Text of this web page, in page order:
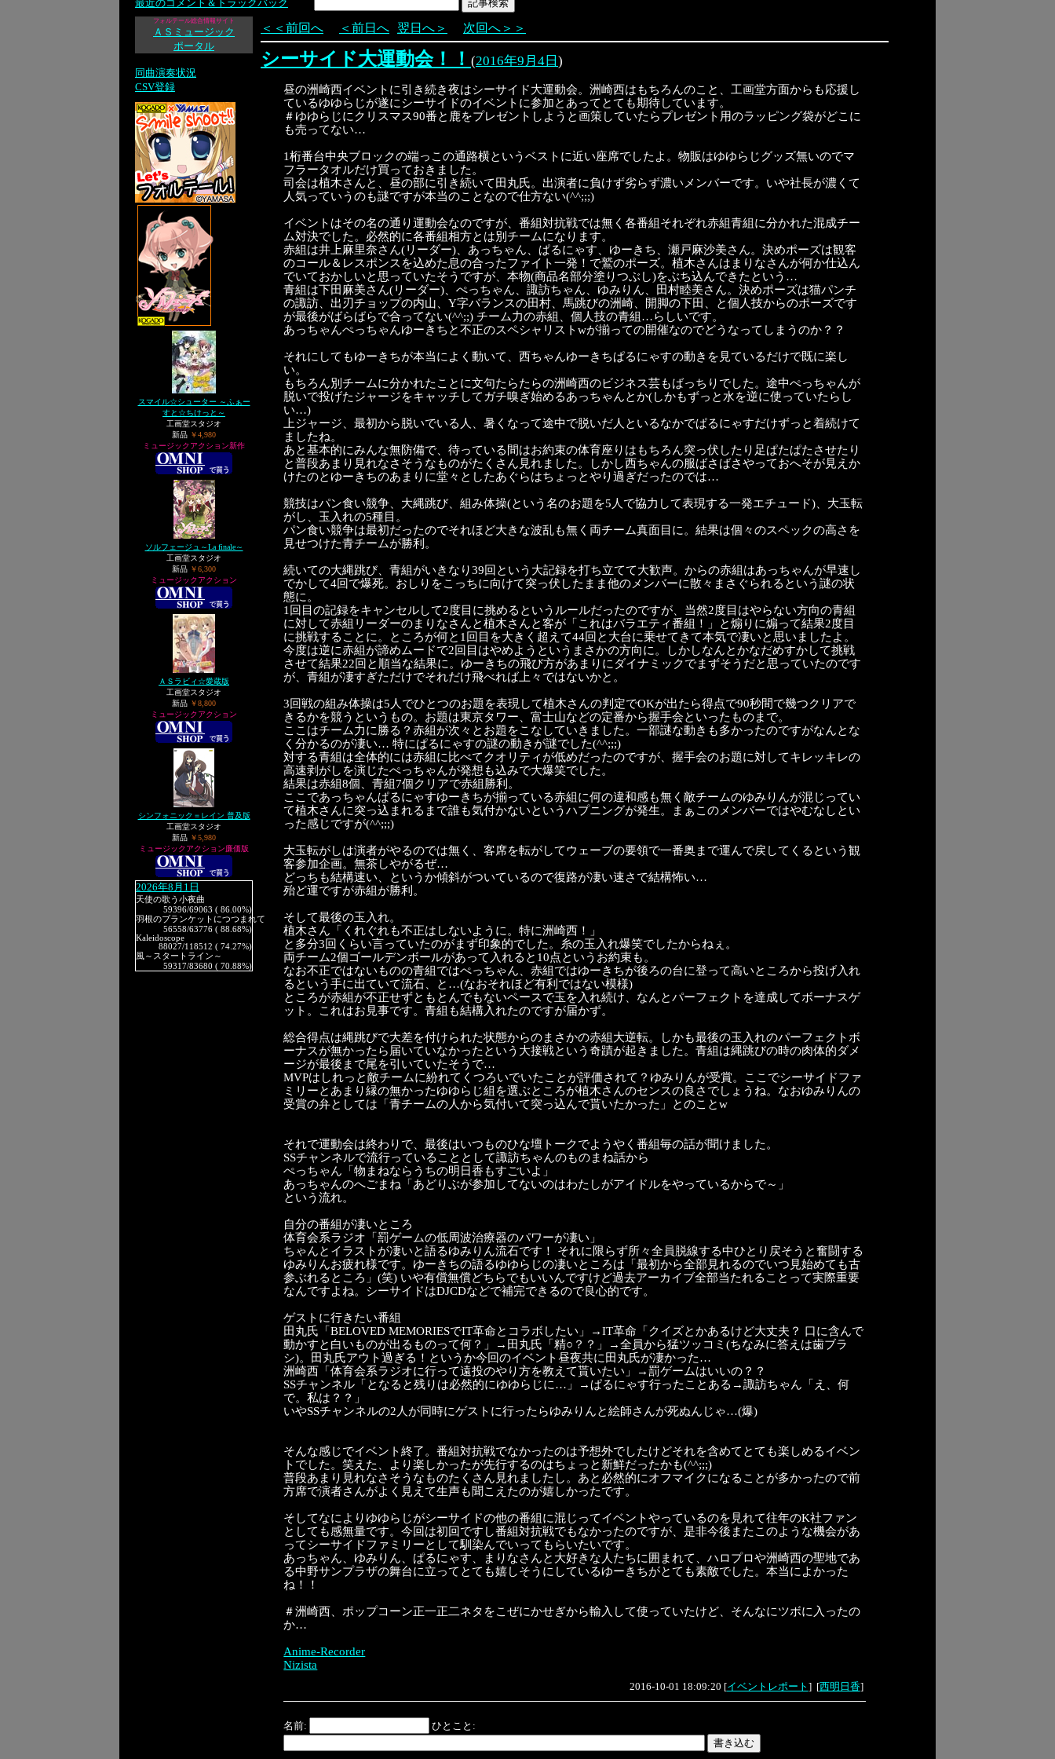
最近のコメント＆トラックバック
フォルテール総合情報サイト
ＡＳミュージック
ポータル
同曲演奏状況
CSV登録
スマイル☆シューター ～ふぁー
すと☆ちけっと～
工画堂スタジオ
新品 ￥4,980
ミュージックアクション新作
ソルフェージュ～La finale～
工画堂スタジオ
新品 ￥6,300
ミュージックアクション
ＡＳラビィ☆愛蔵版
工画堂スタジオ
新品 ￥8,800
ミュージックアクション
シンフォニック＝レイン 普及版
工画堂スタジオ
新品 ￥5,980
ミュージックアクション廉価版
2026年8月1日
天使の歌う小夜曲
59396/69063 ( 86.00%)
羽根のブランケットにつつまれて
56558/63776 ( 88.68%)
Kaleidoscope
88027/118512 ( 74.27%)
風～スタートライン～
59317/83680 ( 70.88%)
＜＜前回へ ＜前日へ 翌日へ＞ 次回へ＞＞
シーサイド大運動会！！ (2016年9月4日 )
昼の洲崎西イベントに引き続き夜はシーサイド大運動会。洲崎西はもちろんのこと、工画堂方面からも応援し
ているゆゆらじが遂にシーサイドのイベントに参加とあってとても期待しています。
＃ゆゆらじにクリスマス90番と鹿をプレゼントしようと画策していたらプレゼント用のラッピング袋がどこに
も売ってない…
1桁番台中央ブロックの端っこの通路横というベストに近い座席でしたよ。物販はゆゆらじグッズ無いのでマ
フラータオルだけ買っておきました。
司会は植木さんと、昼の部に引き続いて田丸氏。出演者に負けず劣らず濃いメンバーです。いや社長が濃くて
人気っていうのも謎ですが本当のことなので仕方ない(^^;;;)
イベントはその名の通り運動会なのですが、番組対抗戦では無く各番組それぞれ赤組青組に分かれた混成チー
ム対決でした。必然的に各番組相方とは別チームになります。
赤組は井上麻里奈さん(リーダー)、あっちゃん、ぱるにゃす、ゆーきち、瀬戸麻沙美さん。決めポーズは観客
のコール＆レスポンスを込めた息の合ったファイト一発！で鷲のポーズ。植木さんはまりなさんが何か仕込ん
でいておかしいと思っていたそうですが、本物(商品名部分塗りつぶし)をぶち込んできたという…
青組は下田麻美さん(リーダー)、ぺっちゃん、諏訪ちゃん、ゆみりん、田村睦美さん。決めポーズは猫パンチ
の諏訪、出刃チョップの内山、Y字バランスの田村、馬跳びの洲崎、開脚の下田、と個人技からのポーズです
が最後がばらばらで合ってない(^^;;) チーム力の赤組、個人技の青組…らしいです。
あっちゃんぺっちゃんゆーきちと不正のスペシャリストwが揃っての開催なのでどうなってしまうのか？？
それにしてもゆーきちが本当によく動いて、西ちゃんゆーきちぱるにゃすの動きを見ているだけで既に楽し
い。
もちろん別チームに分かれたことに文句たらたらの洲崎西のビジネス芸もばっちりでした。途中ぺっちゃんが
脱いで投げたジャージをキャッチしてガチ嗅ぎ始めるあっちゃんとか(しかもずっと水を逆に使っていたらし
い…)
上ジャージ、最初から脱いでいる人、暑くなって途中で脱いだ人といるなかでぱるにゃすだけずっと着続けて
ましたね。
あと基本的にみんな無防備で、待っている間はお約束の体育座りはもちろん突っ伏したり足ぱたぱたさせたり
と普段あまり見れなさそうなものがたくさん見れました。しかし西ちゃんの服ばさばさやっておへそが見えか
けたのとゆーきちのあまりに堂々としたあぐらはちょっとやり過ぎだったのでは…
競技はパン食い競争、大縄跳び、組み体操(という名のお題を5人で協力して表現する一発エチュード)、大玉転
がし、玉入れの5種目。
パン食い競争は最初だったのでそれほど大きな波乱も無く両チーム真面目に。結果は個々のスペックの高さを
見せつけた青チームが勝利。
続いての大縄跳び、青組がいきなり39回という大記録を打ち立てて大歓声。からの赤組はあっちゃんが早速し
でかして4回で爆死。おしりをこっちに向けて突っ伏したまま他のメンバーに散々まさぐられるという謎の状
態に。
1回目の記録をキャンセルして2度目に挑めるというルールだったのですが、当然2度目はやらない方向の青組
に対して赤組リーダーのまりなさんと植木さんと客が「これはバラエティ番組！」と煽りに煽って結果2度目
に挑戦することに。ところが何と1回目を大きく超えて44回と大台に乗せてきて本気で凄いと思いましたよ。
今度は逆に赤組が諦めムードで2回目はやめようというまさかの方向に。しかしなんとかなだめすかして挑戦
させて結果22回と順当な結果に。ゆーきちの飛び方があまりにダイナミックでまずそうだと思っていたのです
が、青組が凄すぎただけでそれだけ飛べれば上々ではないかと。
3回戦の組み体操は5人でひとつのお題を表現して植木さんの判定でOKが出たら得点で90秒間で幾つクリアで
きるかを競うというもの。お題は東京タワー、富士山などの定番から握手会といったものまで。
ここはチーム力に勝る？赤組が次々とお題をこなしていきました。一部謎な動きも多かったのですがなんとな
く分かるのが凄い… 特にぱるにゃすの謎の動きが謎でした(^^;;;)
対する青組は全体的には赤組に比べてクオリティが低めだったのですが、握手会のお題に対してキレッキレの
高速剥がしを演じたぺっちゃんが発想も込みで大爆笑でした。
結果は赤組8個、青組7個クリアで赤組勝利。
ここであっちゃんぱるにゃすゆーきちが揃っている赤組に何の違和感も無く敵チームのゆみりんが混じってい
て植木さんに突っ込まれるまで誰も気付かないというハプニングが発生。まぁこのメンバーではやむなしとい
った感じですが(^^;;;)
大玉転がしは演者がやるのでは無く、客席を転がしてウェーブの要領で一番奥まで運んで戻してくるという観
客参加企画。無茶しやがるぜ…
どっちも結構速い、というか傾斜がついているので復路が凄い速さで結構怖い…
殆ど運ですが赤組が勝利。
そして最後の玉入れ。
植木さん「くれぐれも不正はしないように。特に洲崎西！」
と多分3回くらい言っていたのがまず印象的でした。糸の玉入れ爆笑でしたからねぇ。
両チーム2個ゴールデンボールがあって入れると10点というお約束も。
なお不正ではないものの青組ではぺっちゃん、赤組ではゆーきちが後ろの台に登って高いところから投げ入れ
るという手に出ていて流石、と…(なおそれほど有利ではない模様)
ところが赤組が不正せずともとんでもないペースで玉を入れ続け、なんとパーフェクトを達成してボーナスゲ
ット。これはお見事です。青組も結構入れたのですが届かず。
総合得点は縄跳びで大差を付けられた状態からのまさかの赤組大逆転。しかも最後の玉入れのパーフェクトボ
ーナスが無かったら届いていなかったという大接戦という奇蹟が起きました。青組は縄跳びの時の肉体的ダメ
ージが最後まで尾を引いていたそうで…
MVPはしれっと敵チームに紛れてくつろいでいたことが評価されて？ゆみりんが受賞。ここでシーサイドファ
ミリーとあまり縁の無かったゆゆらじ組を選ぶところが植木さんのセンスの良さでしょうね。なおゆみりんの
受賞の弁としては「青チームの人から気付いて突っ込んで貰いたかった」とのことw
それで運動会は終わりで、最後はいつものひな壇トークでようやく番組毎の話が聞けました。
SSチャンネルで流行っていることとして諏訪ちゃんのものまね話から
ぺっちゃん「物まねならうちの明日香もすごいよ」
あっちゃんのへごまね「あどりぶが参加してないのはわたしがアイドルをやっているからで～」
という流れ。
自分の番組が凄いところ
体育会系ラジオ「罰ゲームの低周波治療器のパワーが凄い」
ちゃんとイラストが凄いと語るゆみりん流石です！ それに限らず所々全員脱線する中ひとり戻そうと奮闘する
ゆみりんお疲れ様です。ゆーきちの語るゆゆらじの凄いところは「最初から全部見れるのでいつ見始めても古
参ぶれるところ」(笑) いや有償無償どちらでもいいんですけど過去アーカイブ全部当たれることって実際重要
なんですよね。シーサイドはDJCDなどで補完できるので良心的です。
ゲストに行きたい番組
田丸氏「BELOVED MEMORIESでIT革命とコラボしたい」→IT革命「クイズとかあるけど大丈夫？ 口に含んで
動かすと白いものが出るものって何？」→田丸氏「精○？？」→全員から猛ツッコミ(ちなみに答えは歯ブラ
シ)。田丸氏アウト過ぎる！というか今回のイベント昼夜共に田丸氏が凄かった…
洲崎西「体育会系ラジオに行って遠投のやり方を教えて貰いたい」→罰ゲームはいいの？？
SSチャンネル「となると残りは必然的にゆゆらじに…」→ぱるにゃす行ったことある→諏訪ちゃん「え、何
で。私は？？」
いやSSチャンネルの2人が同時にゲストに行ったらゆみりんと絵師さんが死ぬんじゃ…(爆)
そんな感じでイベント終了。番組対抗戦でなかったのは予想外でしたけどそれを含めてとても楽しめるイベン
トでした。笑えた、より楽しかったが先行するのはちょっと新鮮だったかも(^^;;;)
普段あまり見れなさそうなものたくさん見れましたし。あと必然的にオフマイクになることが多かったので前
方席で演者さんがよく見えて生声も聞こえたのが嬉しかったです。
そしてなによりゆゆらじがシーサイドの他の番組に混じってイベントやっているのを見れて往年のK社ファン
としても感無量です。今回は初回ですし番組対抗戦でもなかったのですが、是非今後またこのような機会があ
ってシーサイドファミリーとして馴染んでいってもらいたいです。
あっちゃん、ゆみりん、ぱるにゃす、まりなさんと大好きな人たちに囲まれて、ハロプロや洲崎西の聖地であ
る中野サンプラザの舞台に立ってとても嬉しそうにしているゆーきちがとても素敵でした。本当によかった
ね！！
＃洲崎西、ポップコーン正一正二ネタをこぜにかせぎから輸入して使っていたけど、そんなにツボに入ったの
か…
Anime-Recorder
Nizista
2016-10-01 18:09:20 [イベントレポート ] [西明日香]
名前: ひとこと: